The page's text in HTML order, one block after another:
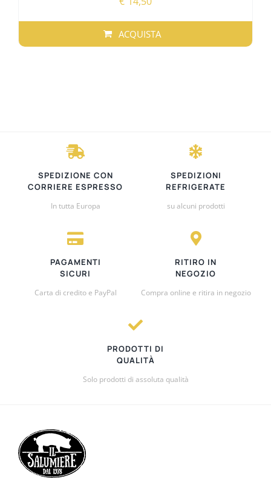
ACQUISTA
SPEDIZIONE CON
CORRIERE ESPRESSO
In tutta Europa
SPEDIZIONI
REFRIGERATE
su alcuni prodotti
PAGAMENTI
SICURI
Carta di credito e PayPal
RITIRO IN
NEGOZIO
Compra online e ritira in negozio
PRODOTTI DI
QUALITÀ
Solo prodotti di assoluta qualità